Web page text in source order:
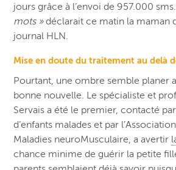
jours grâce à l’envoi de 957.000 sms.
mots »déclarait ce matin la maman
journal HLN.
Mise en doute du traitement au delà
Pourtant, une ombre semble planer
bonne nouvelle. Le spécialiste et
Servais a été le premier, contacté
d’enfants malades et par
Maladies neuroMusculaire, a avertir
chance minime de guérir la petite